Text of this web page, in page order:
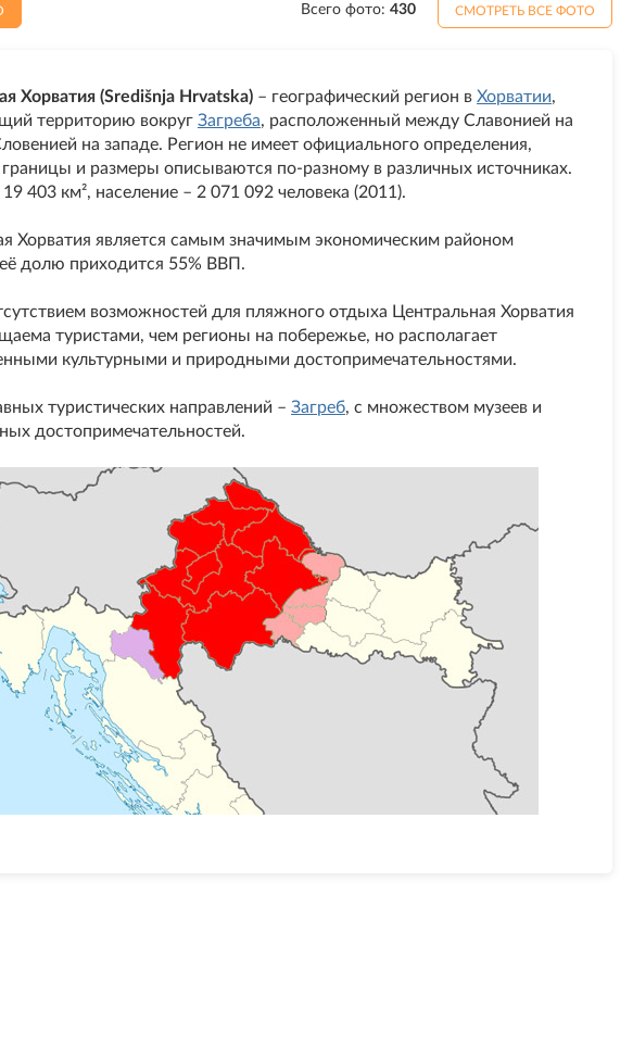
Всего фото: 430 СМОТРЕТЬ ВСЕ ФОТО
Хорватия (Središnja Hrvatska) – географический регион в Хорватии,
территорию вокруг Загреба, расположенный между Славонией на
на западе. Регион не имеет официального определения,
и размеры описываются по-разному в различных источниках.
403 км², население – 2 071 092 человека (2011).
Хорватия является самым значимым экономическим районом
долю приходится 55% ВВП.
возможностей для пляжного отдыха Центральная Хорватия
туристами, чем регионы на побережье, но располагает
культурными и природными достопримечательностями.
туристических направлений – Загреб, с множеством музеев и
достопримечательностей.